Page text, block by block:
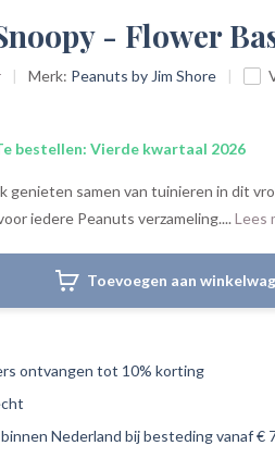
- Flower
Merk: Peanuts by Jim Shore
bestellen: Vierde kwartaal 2026
genieten samen van tuinieren in dit
iedere Peanuts verzameling....Lees
Toevoegen aan
ontvangen tot 10% korting
Nederland bij besteding vanaf €